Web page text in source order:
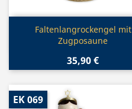
Vorschau
Faltenlangrockengel mit
Zugposaune
35,90 €
EK 069